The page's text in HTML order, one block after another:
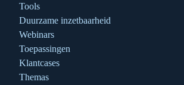
Tools
Duurzame inzetbaarheid
Webinars
Toepassingen
Klantcases
Themas